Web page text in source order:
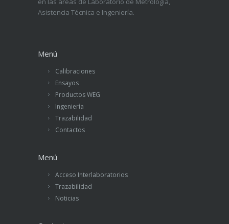
Asistencia Técnica e Ingeniería.
Menú
Calibraciones
Ensayos
Productos WEG
Ingeniería
Trazabilidad
Contactos
Menú
Acceso Interlaboratorios
Trazabilidad
Noticias